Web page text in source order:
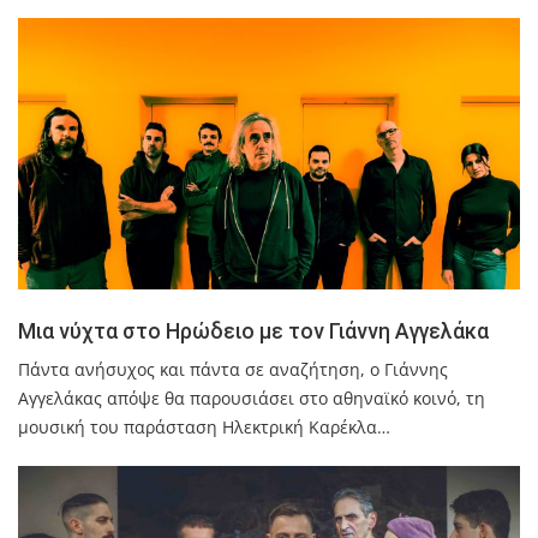
Μια νύχτα στο Ηρώδειο με τον Γιάννη Αγγελάκα
Πάντα ανήσυχος και πάντα σε αναζήτηση, ο Γιάννης
Αγγελάκας απόψε θα παρουσιάσει στο αθηναϊκό κοινό, τη
μουσική του παράσταση Ηλεκτρική Καρέκλα…